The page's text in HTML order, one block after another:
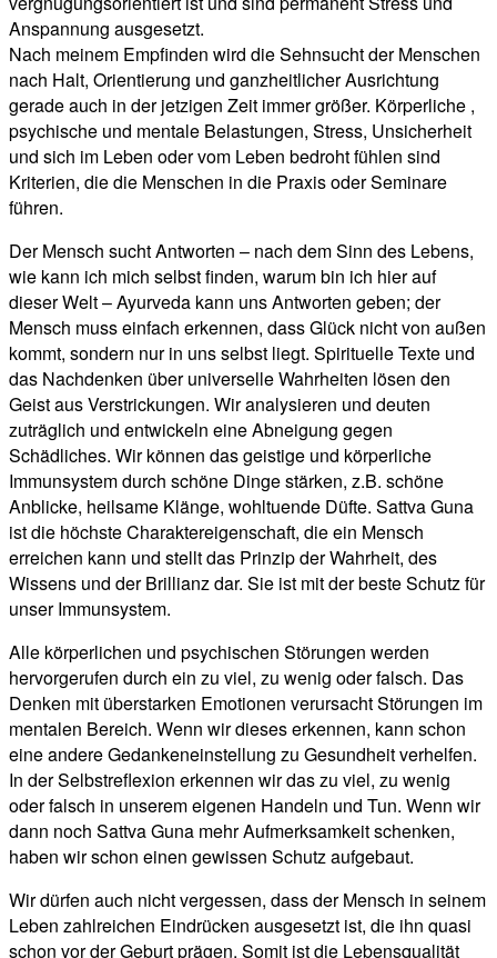
Anspannung ausgesetzt.
Nach meinem Empfinden wird die Sehnsucht der Menschen
nach Halt, Orientierung und ganzheitlicher Ausrichtung
gerade auch in der jetzigen Zeit immer größer. Körperliche ,
psychische und mentale Belastungen, Stress, Unsicherheit
und sich im Leben oder vom Leben bedroht fühlen sind
Kriterien, die die Menschen in die Praxis oder Seminare
führen.
Der Mensch sucht Antworten – nach dem Sinn des Lebens,
wie kann ich mich selbst finden, warum bin ich hier auf
dieser Welt – Ayurveda kann uns Antworten geben; der
Mensch muss einfach erkennen, dass Glück nicht von außen
kommt, sondern nur in uns selbst liegt. Spirituelle Texte und
das Nachdenken über universelle Wahrheiten lösen den
Geist aus Verstrickungen. Wir analysieren und deuten
zuträglich und entwickeln eine Abneigung gegen
Schädliches. Wir können das geistige und körperliche
Immunsystem durch schöne Dinge stärken, z.B. schöne
Anblicke, heilsame Klänge, wohltuende Düfte. Sattva Guna
ist die höchste Charaktereigenschaft, die ein Mensch
erreichen kann und stellt das Prinzip der Wahrheit, des
Wissens und der Brillianz dar. Sie ist mit der beste Schutz für
unser Immunsystem.
Alle körperlichen und psychischen Störungen werden
hervorgerufen durch ein zu viel, zu wenig oder falsch. Das
Denken mit überstarken Emotionen verursacht Störungen im
mentalen Bereich. Wenn wir dieses erkennen, kann schon
eine andere Gedankeneinstellung zu Gesundheit verhelfen.
In der Selbstreflexion erkennen wir das zu viel, zu wenig
oder falsch in unserem eigenen Handeln und Tun. Wenn wir
dann noch Sattva Guna mehr Aufmerksamkeit schenken,
haben wir schon einen gewissen Schutz aufgebaut.
Wir dürfen auch nicht vergessen, dass der Mensch in seinem
Leben zahlreichen Eindrücken ausgesetzt ist, die ihn quasi
schon vor der Geburt prägen. Somit ist die Lebensqualität